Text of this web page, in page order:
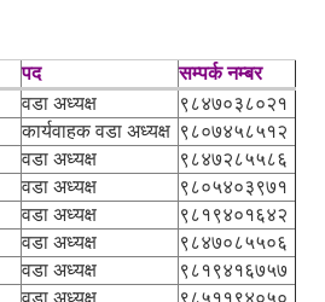
पद
सम्पर्क नम्बर
वडा अध्यक्ष
९८४७०३८०२१
कार्यवाहक वडा अध्यक्ष ९८०७४५८५१२
वडा अध्यक्ष
९८४७२८५५८६
वडा अध्यक्ष
९८०५४०३९७१
वडा अध्यक्ष
९८१९४०१६४२
वडा अध्यक्ष
९८४७०८५५०६
वडा अध्यक्ष
९८१९४१६७५७
वडा अध्यक्ष
९८५११९४०५०